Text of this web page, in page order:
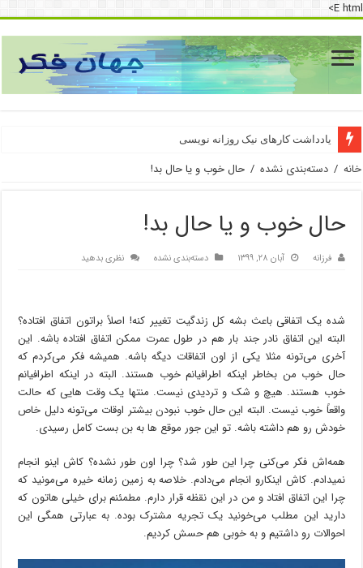
E html>
یادداشت کارهای نیک روزانه نویسی
دسترسی به اینترنت پرو
خانه / دسته‌بندی نشده / حال خوب و یا حال بد!
حال خوب و یا حال بد!
فرزانه آبان ۲۸, ۱۳۹۹ دسته‌بندی نشده نظری بدهید
شده یک اتفاقی باعث بشه کل زندگیت تغییر کنه! اصلاً براتون اتفاق افتاده؟
البته این اتفاق نادر جند بار هم در طول عمرت ممکن اتفاق افتاده باشه. این
آخری می‌تونه مثلا یکی از اون اتفاقات دیگه باشه. همیشه فکر می‌کردم که
حال خوب من بخاطر اینکه اطرافیانم خوب هستند. البته در اینکه اطرافیانم
خوب هستند. هیچ و شک و تردیدی نیست. منتها یک وقت هایی که حالت
واقعاً خوب نیست. البته این حال خوب نبودن بیشتر اوقات می‌تونه دلیل خاص
خودش رو هم داشته باشه. تو این جور موقع ها به بن بست کامل رسیدی.
همه‌اش فکر می‌کنی چرا این طور شد؟ چرا اون طور نشده؟ کاش اینو انجام
نمیدادم. کاش اینکارو انجام می‌دادم. خلاصه به زمین زمانه خیره می‌مونید که
چرا این اتفاق افتاد و من در این نقظه قرار دارم. مطمئنم برای خیلی هاتون که
دارید این مطلب می‌خونید یک تجریه مشترک بوده. به عبارتی همگی این
احوالات رو داشتیم و به خوبی هم حسش کردیم.